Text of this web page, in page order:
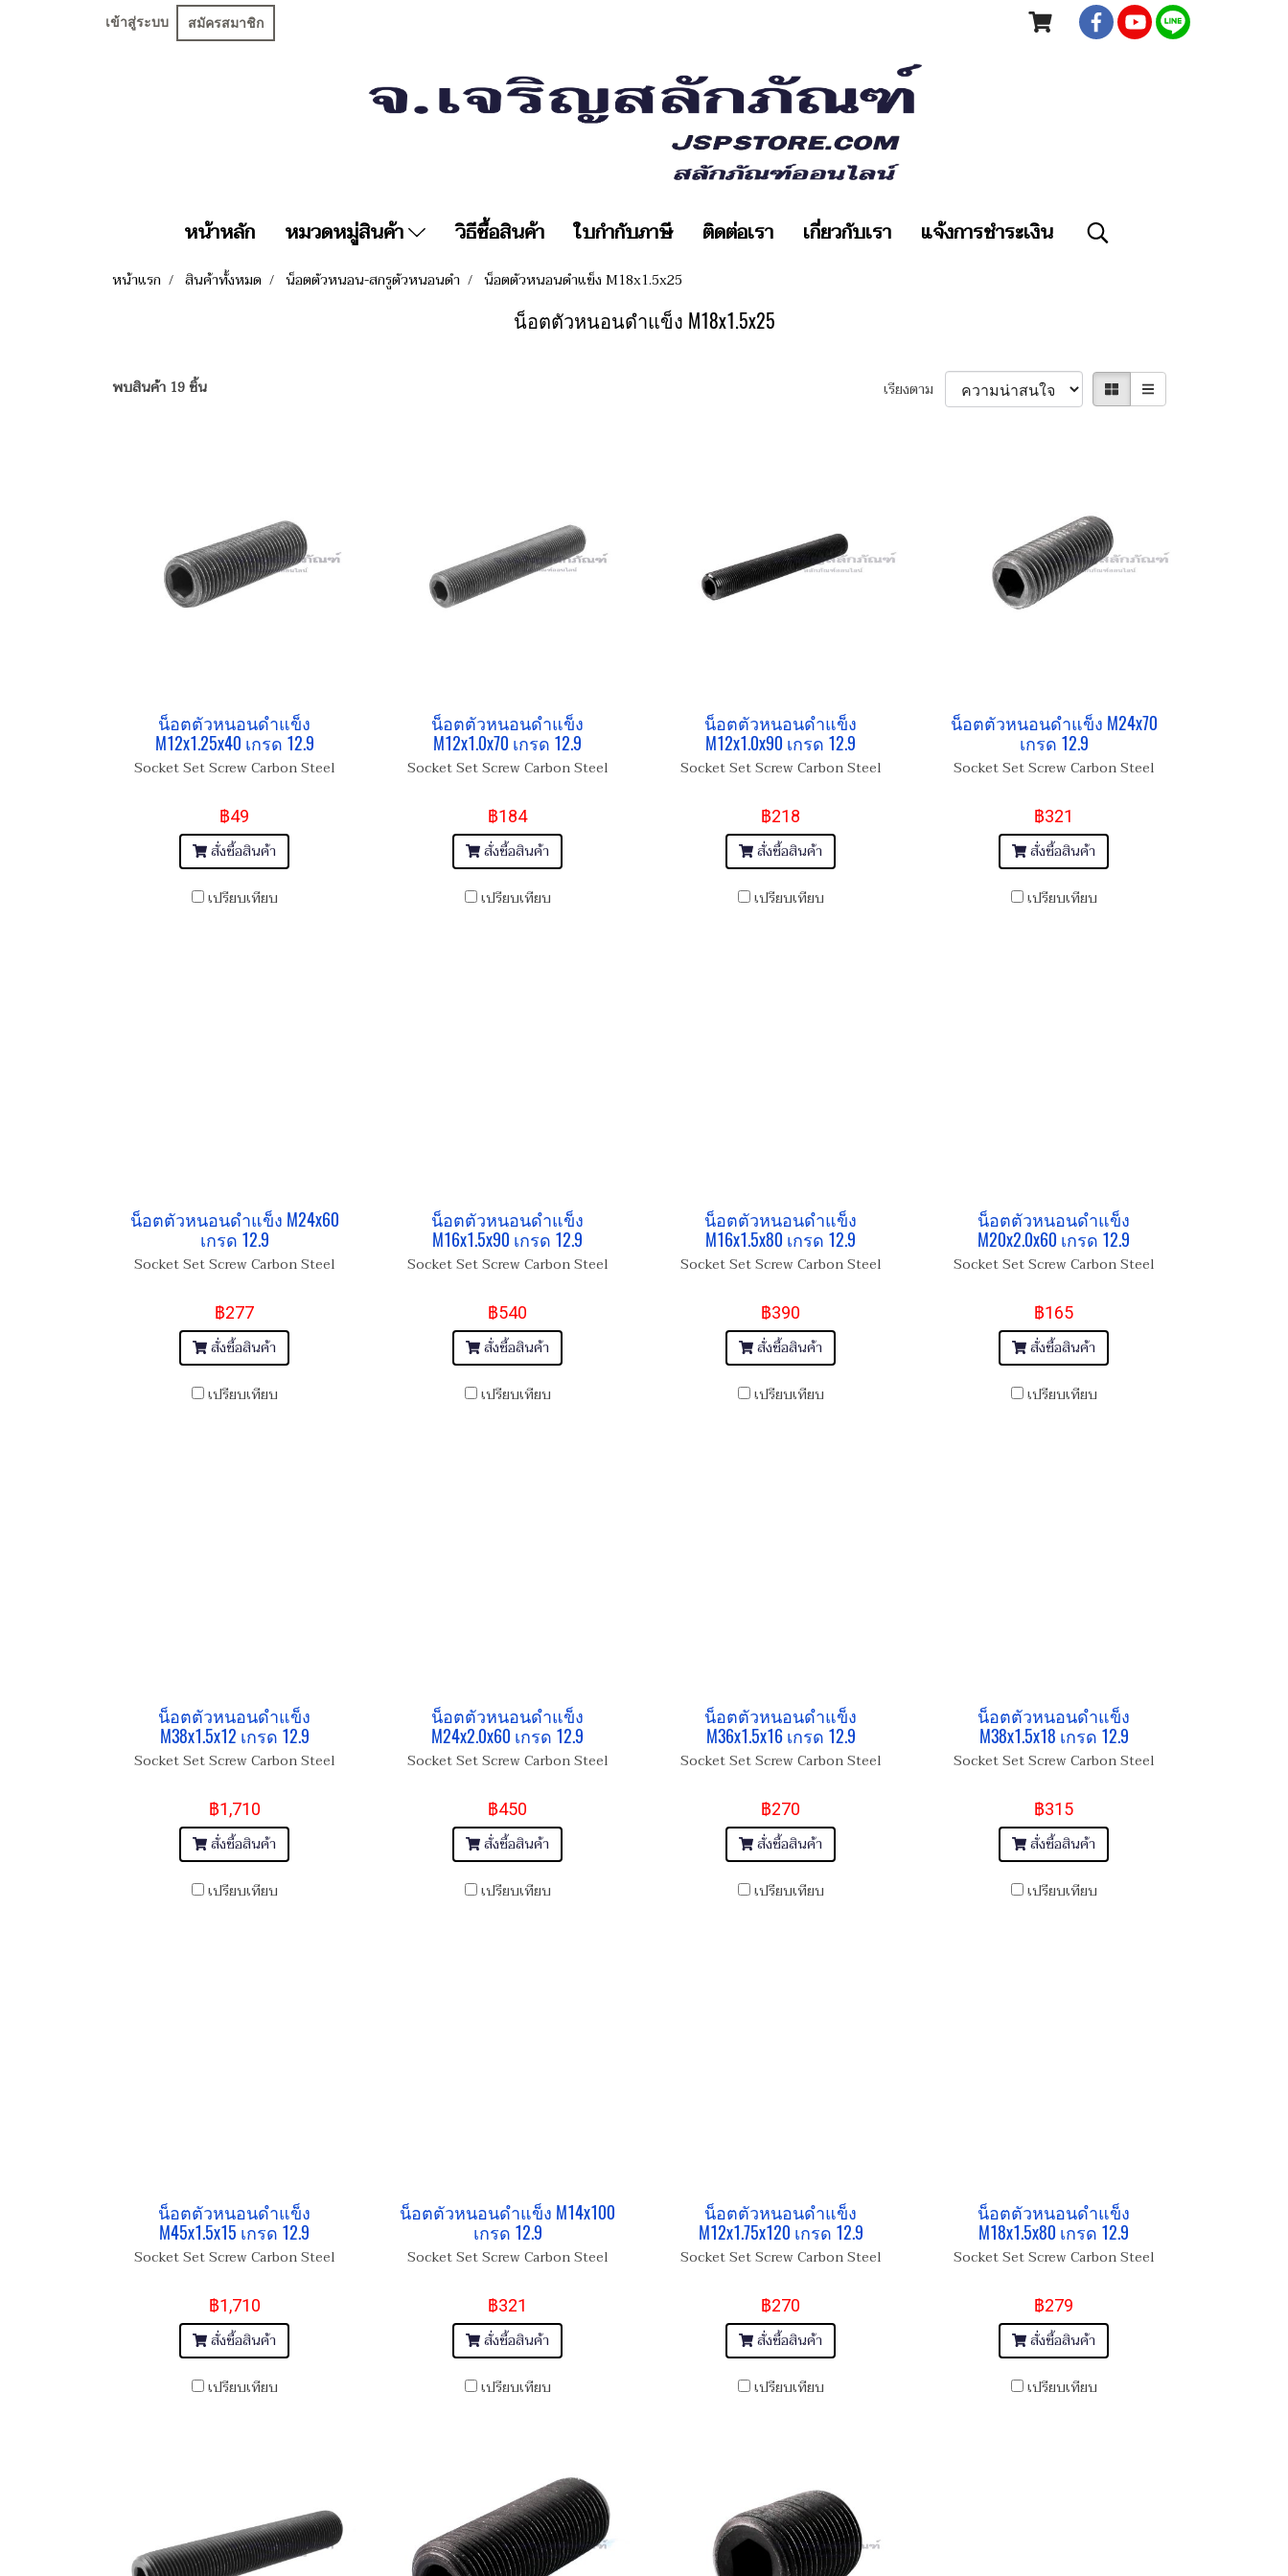
เข้าสู่ระบบ สมัครสมาชิก
หน้าหลัก หมวดหมู่สินค้า วิธีซื้อสินค้า ใบกำกับภาษี ติดต่อเรา เกี่ยวกับเรา แจ้งการชำระเงิน
หน้าแรก สินค้าทั้งหมด น็อตตัวหนอน-สกรูตัวหนอนดำ น็อตตัวหนอนดำแข็ง M18x1.5x25
น็อตตัวหนอนดำแข็ง M18x1.5x25
พบสินค้า 19 ชิ้น เรียงตาม
น็อตตัวหนอนดำแข็ง
M12x1.25x40 เกรด 12.9
Socket Set Screw Carbon Steel
฿49
สั่งซื้อสินค้า
เปรียบเทียบ
น็อตตัวหนอนดำแข็ง
M12x1.0x70 เกรด 12.9
Socket Set Screw Carbon Steel
฿184
สั่งซื้อสินค้า
เปรียบเทียบ
น็อตตัวหนอนดำแข็ง
M12x1.0x90 เกรด 12.9
Socket Set Screw Carbon Steel
฿218
สั่งซื้อสินค้า
เปรียบเทียบ
น็อตตัวหนอนดำแข็ง M24x70
เกรด 12.9
Socket Set Screw Carbon Steel
฿321
สั่งซื้อสินค้า
เปรียบเทียบ
น็อตตัวหนอนดำแข็ง M24x60
เกรด 12.9
Socket Set Screw Carbon Steel
฿277
สั่งซื้อสินค้า
เปรียบเทียบ
น็อตตัวหนอนดำแข็ง
M16x1.5x90 เกรด 12.9
Socket Set Screw Carbon Steel
฿540
สั่งซื้อสินค้า
เปรียบเทียบ
น็อตตัวหนอนดำแข็ง
M16x1.5x80 เกรด 12.9
Socket Set Screw Carbon Steel
฿390
สั่งซื้อสินค้า
เปรียบเทียบ
น็อตตัวหนอนดำแข็ง
M20x2.0x60 เกรด 12.9
Socket Set Screw Carbon Steel
฿165
สั่งซื้อสินค้า
เปรียบเทียบ
น็อตตัวหนอนดำแข็ง
M38x1.5x12 เกรด 12.9
Socket Set Screw Carbon Steel
฿1,710
สั่งซื้อสินค้า
เปรียบเทียบ
น็อตตัวหนอนดำแข็ง
M24x2.0x60 เกรด 12.9
Socket Set Screw Carbon Steel
฿450
สั่งซื้อสินค้า
เปรียบเทียบ
น็อตตัวหนอนดำแข็ง
M36x1.5x16 เกรด 12.9
Socket Set Screw Carbon Steel
฿270
สั่งซื้อสินค้า
เปรียบเทียบ
น็อตตัวหนอนดำแข็ง
M38x1.5x18 เกรด 12.9
Socket Set Screw Carbon Steel
฿315
สั่งซื้อสินค้า
เปรียบเทียบ
น็อตตัวหนอนดำแข็ง
M45x1.5x15 เกรด 12.9
Socket Set Screw Carbon Steel
฿1,710
สั่งซื้อสินค้า
เปรียบเทียบ
น็อตตัวหนอนดำแข็ง M14x100
เกรด 12.9
Socket Set Screw Carbon Steel
฿321
สั่งซื้อสินค้า
เปรียบเทียบ
น็อตตัวหนอนดำแข็ง
M12x1.75x120 เกรด 12.9
Socket Set Screw Carbon Steel
฿270
สั่งซื้อสินค้า
เปรียบเทียบ
น็อตตัวหนอนดำแข็ง
M18x1.5x80 เกรด 12.9
Socket Set Screw Carbon Steel
฿279
สั่งซื้อสินค้า
เปรียบเทียบ